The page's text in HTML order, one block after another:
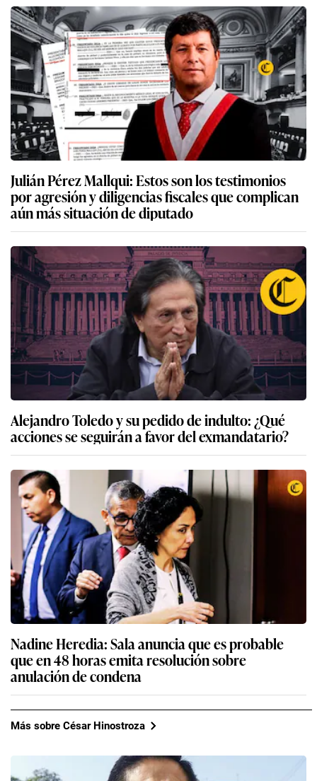
Julián Pérez Mallqui: Estos son los testimonios
por agresión y diligencias fiscales que complican
aún más situación de diputado
Alejandro Toledo y su pedido de indulto: ¿Qué
acciones se seguirán a favor del exmandatario?
Nadine Heredia: Sala anuncia que es probable
que en 48 horas emita resolución sobre
anulación de condena
Más sobre César Hinostroza